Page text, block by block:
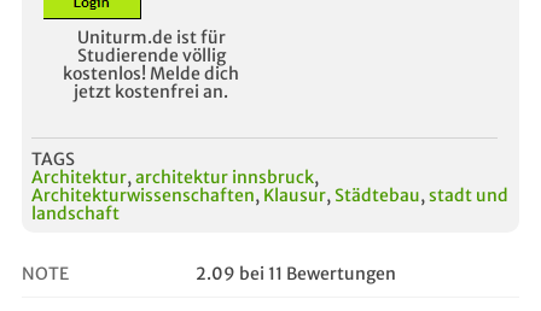
Uniturm.de ist für
Studierende völlig
kostenlos! Melde dich
jetzt kostenfrei an.
TAGS
Architektur, architektur innsbruck,
Architekturwissenschaften, Klausur, Städtebau, stadt und
landschaft
NOTE 2.09 bei 11 Bewertungen